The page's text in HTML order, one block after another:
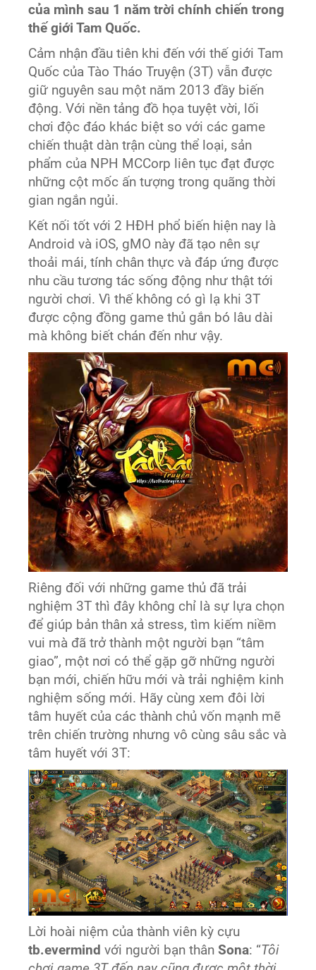
của mình sau 1 năm trời chính chiến trong
thế giới Tam Quốc.
Cảm nhận đầu tiên khi đến với thế giới Tam
Quốc của Tào Tháo Truyện (3T) vẫn được
giữ nguyên sau một năm 2013 đầy biến
động. Với nền tảng đồ họa tuyệt vời, lối
chơi độc đáo khác biệt so với các game
chiến thuật dàn trận cùng thể loại, sản
phẩm của NPH MCCorp liên tục đạt được
những cột mốc ấn tượng trong quãng thời
gian ngắn ngủi.
Kết nối tốt với 2 HĐH phổ biến hiện nay là
Android và iOS, gMO này đã tạo nên sự
thoải mái, tính chân thực và đáp ứng được
nhu cầu tương tác sống động như thật tới
người chơi. Vì thế không có gì lạ khi 3T
được cộng đồng game thủ gắn bó lâu dài
mà không biết chán đến như vậy.
Riêng đối với những game thủ đã trải
nghiệm 3T thì đây không chỉ là sự lựa chọn
để giúp bản thân xả stress, tìm kiếm niềm
vui mà đã trở thành một người bạn “tâm
giao”, một nơi có thể gặp gỡ những người
bạn mới, chiến hữu mới và trải nghiệm kinh
nghiệm sống mới. Hãy cùng xem đôi lời
tâm huyết của các thành chủ vốn mạnh mẽ
trên chiến trường nhưng vô cùng sâu sắc và
tâm huyết với 3T:
Lời hoài niệm của thành viên kỳ cựu
tb.evermindvới người bạn thânSona: “Tôi